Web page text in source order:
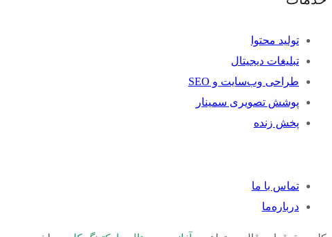
تولید محتوا
تبلیغات دیجیتال
طراحی وب‌سایت و SEO
پوشش تصویری سمینار
پخش زنده
تماس با ما
درباره‌ما